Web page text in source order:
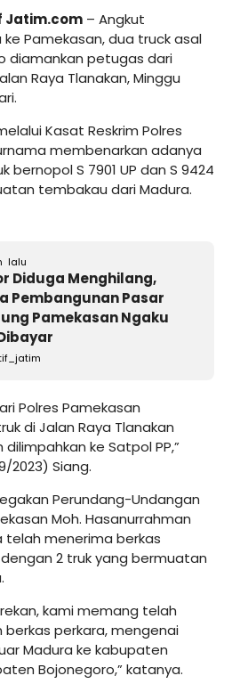
Jatim.com – Angkut
Pamekasan, dua truck asal
diamankan petugas dari
Raya Tlanakan, Minggu
Kasat Reskrim Polres
membenarkan adanya
S 7901 UP dan S 9424
tembakau dari Madura.
lalu
Diduga Menghilang,
Pembangunan Pasar
Pamekasan Ngaku
Polres Pamekasan
di Jalan Raya Tlanakan
ke Satpol PP,”
2023) Siang.
Perundang-Undangan
Moh. Hasanurrahman
telah menerima berkas
2 truk yang bermuatan
kami memang telah
perkara, mengenai
Madura ke kabupaten
Bojonegoro,” katanya.